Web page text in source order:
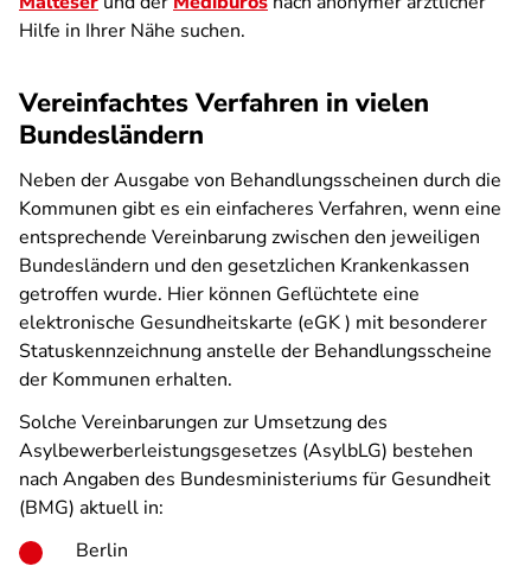
Hilfe in Ihrer Nähe suchen.
Vereinfachtes Verfahren in vielen
Bundesländern
Neben der Ausgabe von Behandlungsscheinen durch die
Kommunen gibt es ein einfacheres Verfahren, wenn eine
entsprechende Vereinbarung zwischen den jeweiligen
Bundesländern und den gesetzlichen Krankenkassen
getroffen wurde. Hier können Geflüchtete eine
elektronische Gesundheitskarte (eGK ) mit besonderer
Statuskennzeichnung anstelle der Behandlungsscheine
der Kommunen erhalten.
Solche Vereinbarungen zur Umsetzung des
Asylbewerberleistungsgesetzes (AsylbLG) bestehen
nach Angaben des Bundesministeriums für Gesundheit
(BMG) aktuell in:
Berlin